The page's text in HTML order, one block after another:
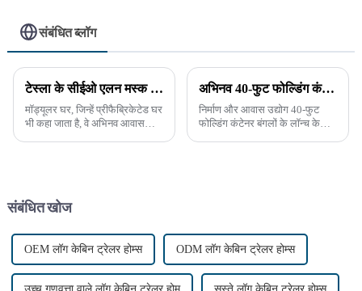
संबंधित ब्लॉग
टेस्ला के सीईओ एलन मस्क ने मॉड्यूलर घरों में नई रुचि जगाई: आवास क्रांति का भविष्य
मॉड्यूलर घर, जिन्हें प्रीफैब्रिकेटेड घर
भी कहा जाता है, वे अभिनव आवास
अभिनव 40-फुट फोल्डिंग कंटेनर बंगला मॉड्यूलर रहने की जगह को फिर से परिभाषित करता है
निर्माण और आवास उद्योग 40-फुट
फोल्डिंग कंटेनर बंगलों के लॉन्च के
संबंधित खोज
OEM लॉग केबिन ट्रेलर होम्स ODM लॉग केबिन ट्रेलर होम्स